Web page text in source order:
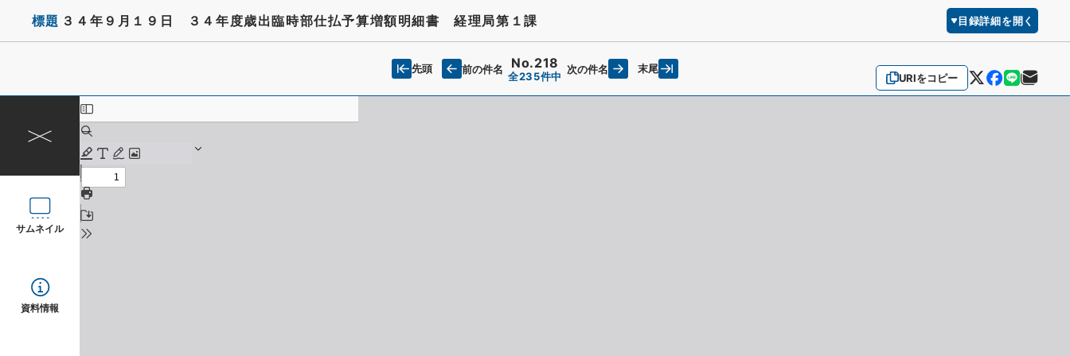
標題 ３４年９月１９日 ３４年度歳出臨時部仕払予算増額明細書 経理局第１課 目録詳細を開く
URIをコピー
先頭 前の件名 No.218
全235件中
次の件名 末尾
サムネイル
資料情報